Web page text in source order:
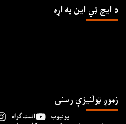
د ايچ ټي اين په اړه
زموږ ټولنیزې رسنۍ
انسټاګرام یوتیوب